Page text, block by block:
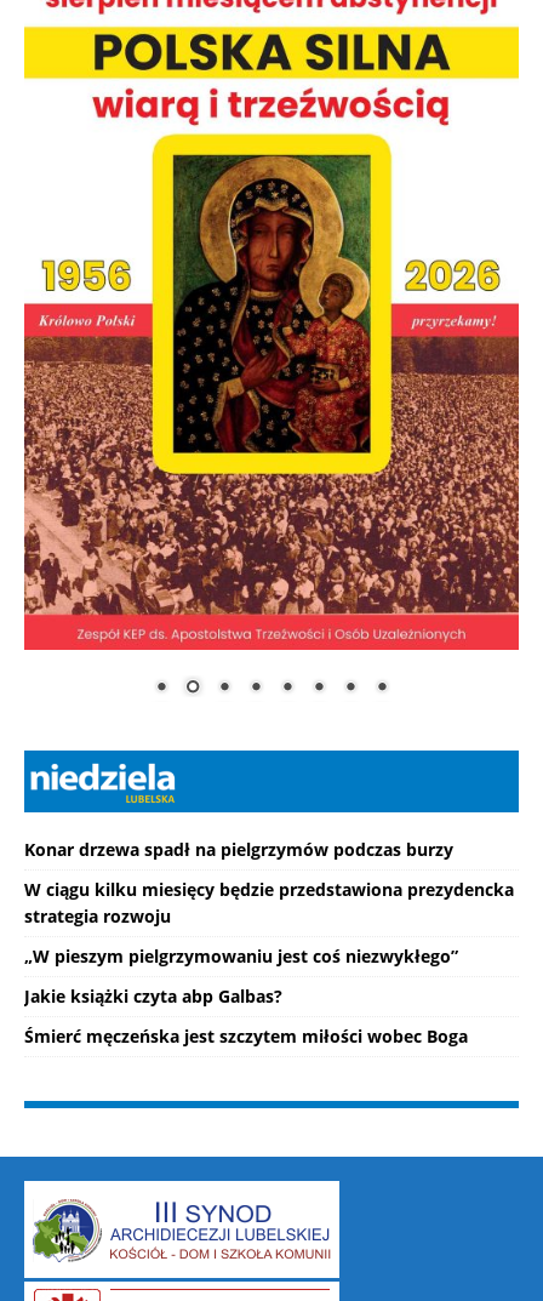
Konar drzewa spadł na pielgrzymów podczas burzy
W ciągu kilku miesięcy będzie przedstawiona prezydencka
strategia rozwoju
„W pieszym pielgrzymowaniu jest coś niezwykłego”
Jakie książki czyta abp Galbas?
Śmierć męczeńska jest szczytem miłości wobec Boga